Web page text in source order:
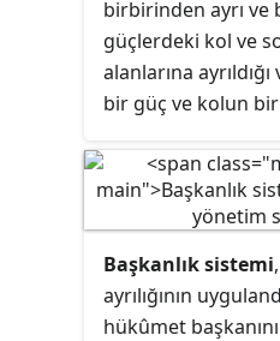
birbirinden ayrı ve
güçlerdeki kol ve
alanlarına
bir güç ve kolun
çatışma
olarak antik Yunan
geliştirildi.
güçler normal
yürütme ve yargı
kola ayrılmaktadır.
Başkanlık sistemi
ayrılığının
hükûmet